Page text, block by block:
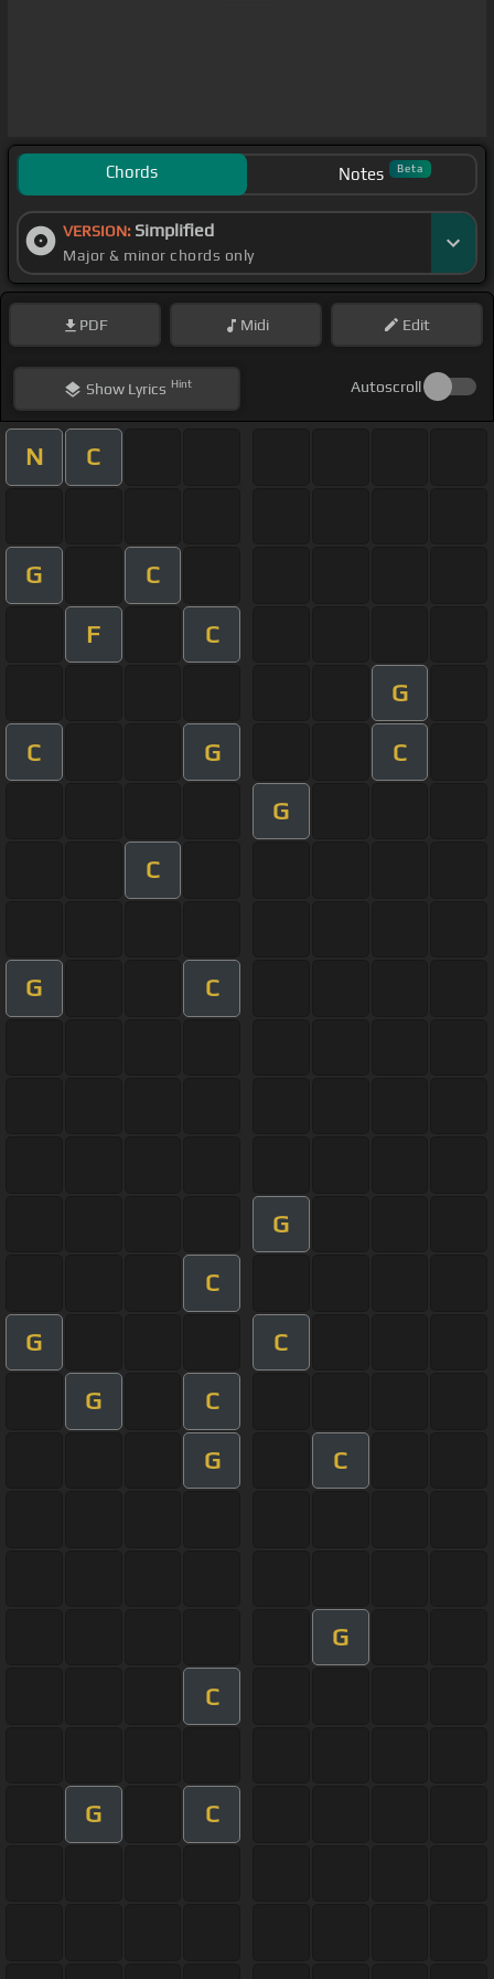
Chords Notes Beta
VERSION: Simplified
Major & minor chords only
PDF Midi Edit
ShowLyrics Hint Autoscroll
N C
G C
F C
G
C G C
G
C
G C
G
C
G C
G C
G C
G
C
G C